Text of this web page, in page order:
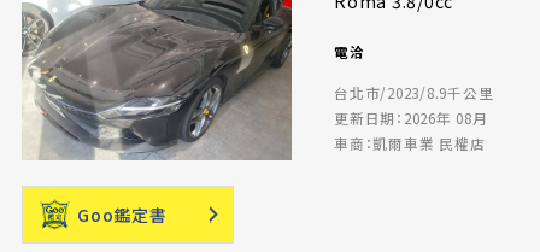
電洽
台北市/2023/8.9千公里
更新日期：2026年 08月
車商：凱爾車業 民權店
Goo鑑定書